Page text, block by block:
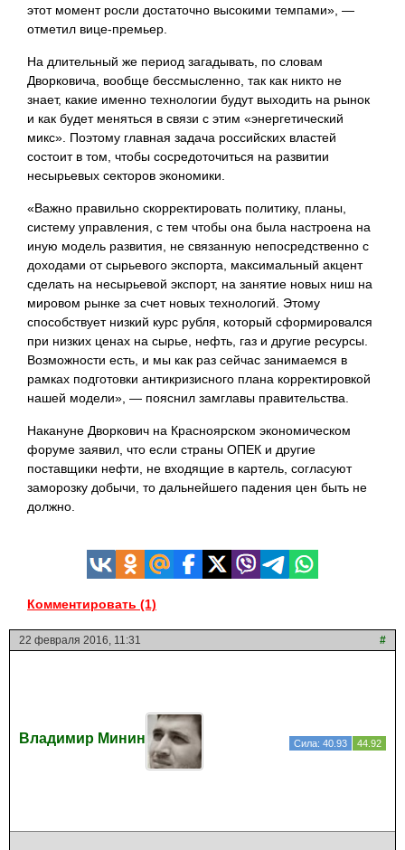
этот момент росли достаточно высокими темпами», —
отметил вице-премьер.
На длительный же период загадывать, по словам
Дворковича, вообще бессмысленно, так как никто не
знает, какие именно технологии будут выходить на рынок
и как будет меняться в связи с этим «энергетический
микс». Поэтому главная задача российских властей
состоит в том, чтобы сосредоточиться на развитии
несырьевых секторов экономики.
«Важно правильно скорректировать политику, планы,
систему управления, с тем чтобы она была настроена на
иную модель развития, не связанную непосредственно с
доходами от сырьевого экспорта, максимальный акцент
сделать на несырьевой экспорт, на занятие новых ниш на
мировом рынке за счет новых технологий. Этому
способствует низкий курс рубля, который сформировался
при низких ценах на сырье, нефть, газ и другие ресурсы.
Возможности есть, и мы как раз сейчас занимаемся в
рамках подготовки антикризисного плана корректировкой
нашей модели», — пояснил замглавы правительства.
Накануне Дворкович на Красноярском экономическом
форуме заявил, что если страны ОПЕК и другие
поставщики нефти, не входящие в картель, согласуют
заморозку добычи, то дальнейшего падения цен быть не
должно.
Комментировать (1)
22 февраля 2016, 11:31 #
Владимир Минин Сила: 40.93 44.92